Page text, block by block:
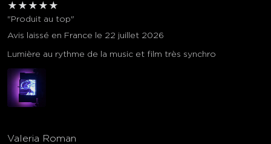
★ ★ ★ ★ ★
"Produit au top"
Avis laissé en France le 22 juillet 2026
Lumière au rythme de la music et film très synchro
Valeria Roman